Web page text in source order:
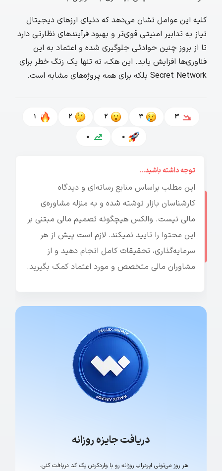
کلیه این عوامل نشان می‌دهد که دنیای ارزهای دیجیتال
نیاز به تدابیر امنیتی قوی‌تر و بهبود فرآیندهای نظارتی دارد
تا از بروز چنین حوادثی جلوگیری شده و اعتماد به این
فناوری‌ها افزایش یابد. این هک، نه تنها یک زنگ خطر برای
Secret Network بلکه برای همه پروژه‌های مشابه است.
3
3
2
2
1
0
0
توجه داشته باشید...
این مطلب براساس منابع رسانه‌ای و دیدگاه
کارشناسان بازار نوشته شده و به منزله مشاوره‌ی
مالی نیست. والکس هیچگونه تصمیم مالی مبتنی بر
این محتوا را تایید نمیکند. لازم است پیش از هر
سرمایه‌گذاری، تحقیقات کامل انجام دهید و از
مشاوران مالی متخصص و مورد اعتماد کمک بگیرید.
دریافت جایزه روزانه
هر روز می‌تونی ایردراپ روزانه رو با وارد‌کردن یک کد دریافت کنی.